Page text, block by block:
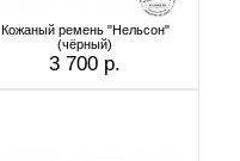
Кожаный ремень "Нельсон"
(чёрный)
3 700 р.